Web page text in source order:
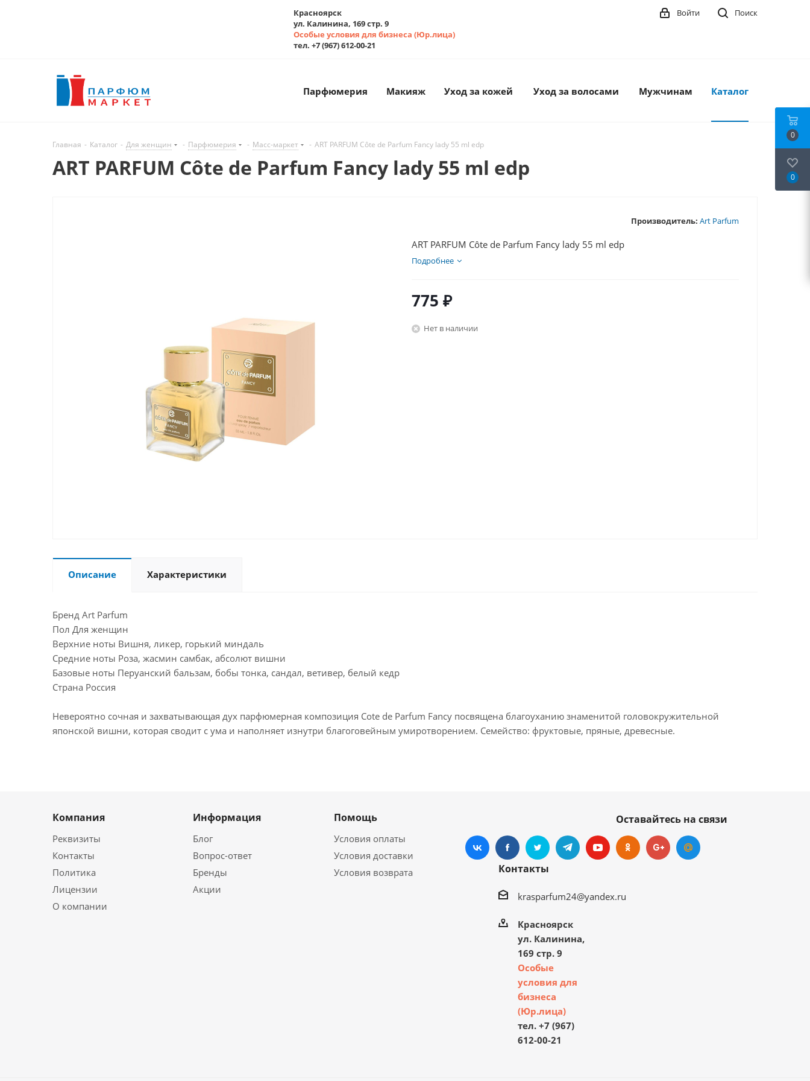
Красноярск
ул. Калинина, 169 стр. 9
Особые условия для бизнеса (Юр.лица)
тел. +7 (967) 612-00-21
Поиск
Войти
Парфюмерия Макияж Уход за кожей Уход за волосами Мужчинам Каталог
Главная - Каталог - Для женщин - Парфюмерия - Масс-маркет - ART PARFUM Côte de Parfum Fancy lady 55 ml edp
ART PARFUM Côte de Parfum Fancy lady 55 ml edp
Производитель: Art Parfum
ART PARFUM Côte de Parfum Fancy lady 55 ml edp
Подробнее
775 ₽
Нет в наличии
Описание Характеристики
Бренд Art Parfum
Пол Для женщин
Верхние ноты Вишня, ликер, горький миндаль
Средние ноты Роза, жасмин самбак, абсолют вишни
Базовые ноты Перуанский бальзам, бобы тонка, сандал, ветивер, белый кедр
Страна Россия
Невероятно сочная и захватывающая дух парфюмерная композиция Cote de Parfum Fancy посвящена благоуханию знаменитой головокружительной
японской вишни, которая сводит с ума и наполняет изнутри благоговейным умиротворением. Семейство: фруктовые, пряные, древесные.
Компания
Реквизиты
Контакты
Политика
Лицензии
О компании
Информация
Блог
Вопрос-ответ
Бренды
Акции
Помощь
Условия оплаты
Условия доставки
Условия возврата
Оставайтесь на связи
Контакты
krasparfum24@yandex.ru
Красноярск
ул. Калинина,
169 стр. 9
Особые
условия для
бизнеса
(Юр.лица)
тел. +7 (967)
612-00-21
0
0